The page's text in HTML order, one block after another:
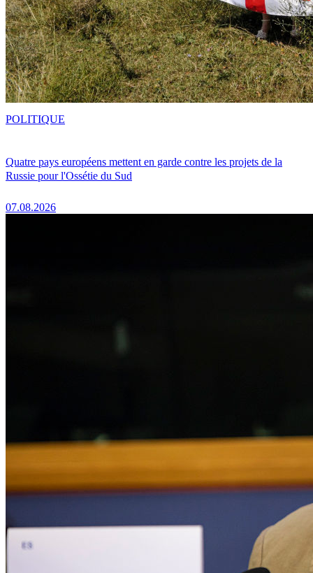
Quatre pays européens mettent en garde contre les projets de la
Russie pour l'Ossétie du Sud
07.08.2026
POLITIQUE